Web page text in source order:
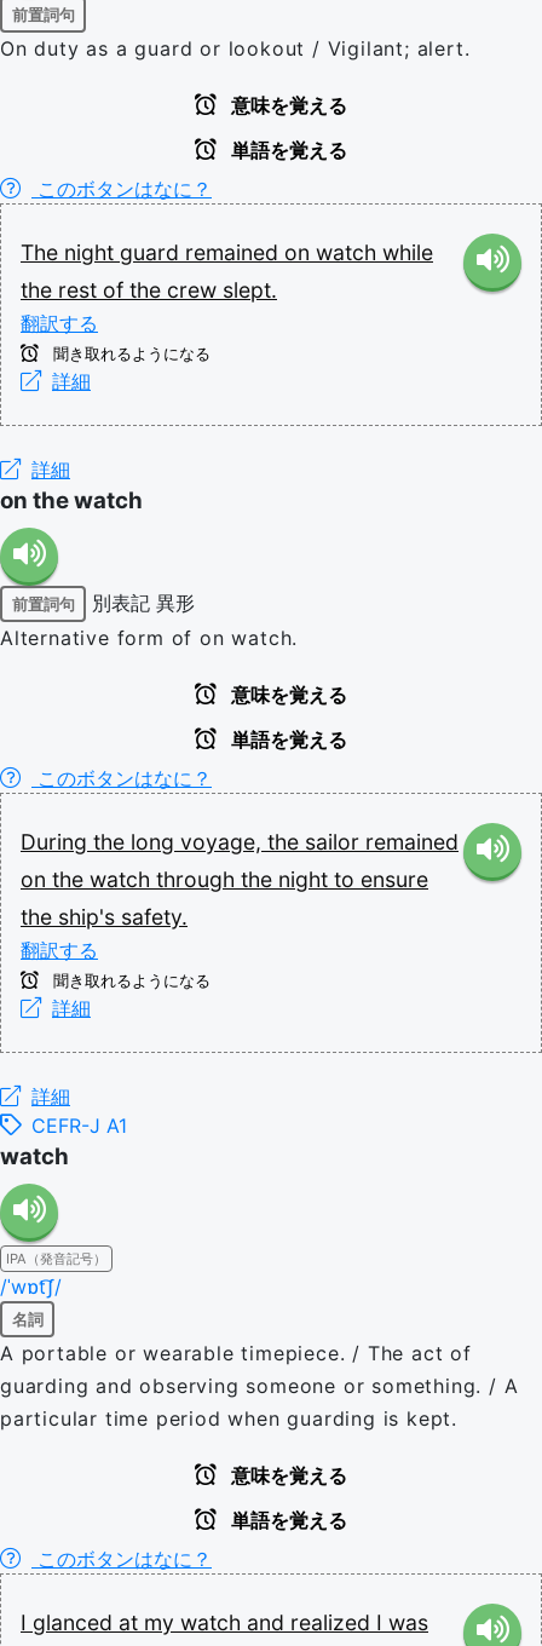
前置詞句
On duty as a guard or lookout / Vigilant; alert.
意味を覚える
単語を覚える
このボタンはなに？
The night guard remained on watch while
the rest of the crew slept.
翻訳する
聞き取れるようになる
詳細
詳細
on the watch
前置詞句 別表記 異形
Alternative form of on watch.
意味を覚える
単語を覚える
このボタンはなに？
During the long voyage, the sailor remained
on the watch through the night to ensure
the ship's safety.
翻訳する
聞き取れるようになる
詳細
詳細
CEFR-J A1
watch
IPA（発音記号）
/ˈwɒt͡ʃ/
名詞
A portable or wearable timepiece. / The act of
guarding and observing someone or something. / A
particular time period when guarding is kept.
意味を覚える
単語を覚える
このボタンはなに？
I glanced at my watch and realized I was